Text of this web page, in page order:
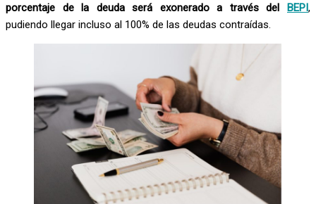
porcentaje de la deuda será exonerado a través del BEPI,
pudiendo llegar incluso al 100% de las deudas contraídas.